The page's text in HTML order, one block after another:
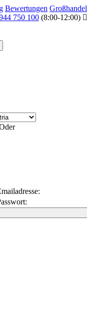
Bewertungen Großhandel
750 100 (8:00-12:00)